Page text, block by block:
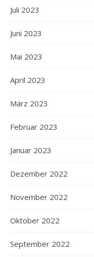
Juli 2023
Juni 2023
Mai 2023
April 2023
März 2023
Februar 2023
Januar 2023
Dezember 2022
November 2022
Oktober 2022
September 2022